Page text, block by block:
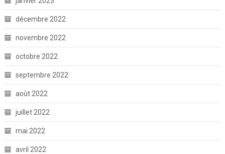
décembre 2022
novembre 2022
octobre 2022
septembre 2022
août 2022
juillet 2022
mai 2022
avril 2022